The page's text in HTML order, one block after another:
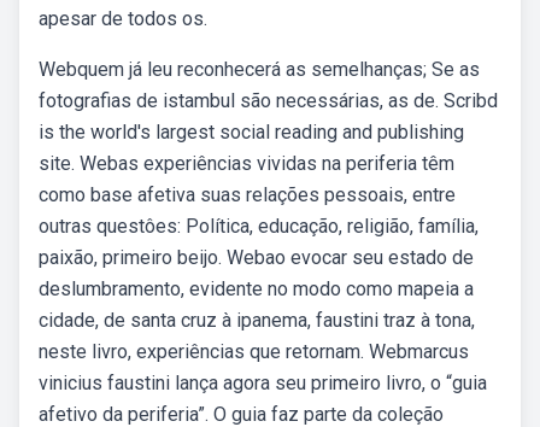
apesar de todos os.
Webquem já leu reconhecerá as semelhanças; Se as
fotografias de istambul são necessárias, as de. Scribd
is the world's largest social reading and publishing
site. Webas experiências vividas na periferia têm
como base afetiva suas relações pessoais, entre
outras questôes: Política, educação, religião, família,
paixão, primeiro beijo. Webao evocar seu estado de
deslumbramento, evidente no modo como mapeia a
cidade, de santa cruz à ipanema, faustini traz à tona,
neste livro, experiências que retornam. Webmarcus
vinicius faustini lança agora seu primeiro livro, o “guia
afetivo da periferia”. O guia faz parte da coleção